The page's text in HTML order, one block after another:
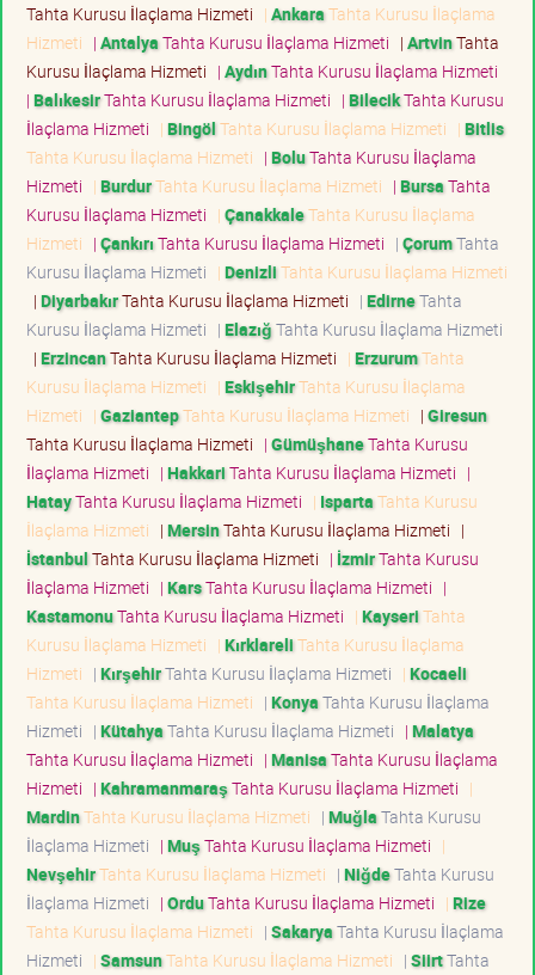
Tahta Kurusu İlaçlama Hizmeti | AnkaraTahta Kurusu İlaçlama
Hizmeti | AntalyaTahta Kurusu İlaçlama Hizmeti | ArtvinTahta
Kurusu İlaçlama Hizmeti | AydınTahta Kurusu İlaçlama Hizmeti
| BalıkesirTahta Kurusu İlaçlama Hizmeti | BilecikTahta Kurusu
İlaçlama Hizmeti | BingölTahta Kurusu İlaçlama Hizmeti | Bitlis
Tahta Kurusu İlaçlama Hizmeti | BoluTahta Kurusu İlaçlama
Hizmeti | BurdurTahta Kurusu İlaçlama Hizmeti | BursaTahta
Kurusu İlaçlama Hizmeti | ÇanakkaleTahta Kurusu İlaçlama
Hizmeti | ÇankırıTahta Kurusu İlaçlama Hizmeti | ÇorumTahta
Kurusu İlaçlama Hizmeti | DenizliTahta Kurusu İlaçlama Hizmeti
| DiyarbakırTahta Kurusu İlaçlama Hizmeti | EdirneTahta
Kurusu İlaçlama Hizmeti | ElazığTahta Kurusu İlaçlama Hizmeti
| ErzincanTahta Kurusu İlaçlama Hizmeti | ErzurumTahta
Kurusu İlaçlama Hizmeti | EskişehirTahta Kurusu İlaçlama
Hizmeti | GaziantepTahta Kurusu İlaçlama Hizmeti | Giresun
Tahta Kurusu İlaçlama Hizmeti | GümüşhaneTahta Kurusu
İlaçlama Hizmeti | HakkariTahta Kurusu İlaçlama Hizmeti |
HatayTahta Kurusu İlaçlama Hizmeti | IspartaTahta Kurusu
İlaçlama Hizmeti | MersinTahta Kurusu İlaçlama Hizmeti |
İstanbulTahta Kurusu İlaçlama Hizmeti | İzmirTahta Kurusu
İlaçlama Hizmeti | KarsTahta Kurusu İlaçlama Hizmeti |
KastamonuTahta Kurusu İlaçlama Hizmeti | KayseriTahta
Kurusu İlaçlama Hizmeti | KırklareliTahta Kurusu İlaçlama
Hizmeti | KırşehirTahta Kurusu İlaçlama Hizmeti | Kocaeli
Tahta Kurusu İlaçlama Hizmeti | KonyaTahta Kurusu İlaçlama
Hizmeti | KütahyaTahta Kurusu İlaçlama Hizmeti | Malatya
Tahta Kurusu İlaçlama Hizmeti | ManisaTahta Kurusu İlaçlama
Hizmeti | KahramanmaraşTahta Kurusu İlaçlama Hizmeti |
MardinTahta Kurusu İlaçlama Hizmeti | MuğlaTahta Kurusu
İlaçlama Hizmeti | MuşTahta Kurusu İlaçlama Hizmeti |
NevşehirTahta Kurusu İlaçlama Hizmeti | NiğdeTahta Kurusu
İlaçlama Hizmeti | OrduTahta Kurusu İlaçlama Hizmeti | Rize
Tahta Kurusu İlaçlama Hizmeti | SakaryaTahta Kurusu İlaçlama
Hizmeti | SamsunTahta Kurusu İlaçlama Hizmeti | SiirtTahta